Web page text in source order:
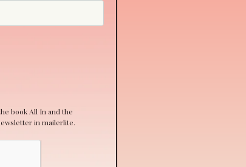
book All In and the
in mailerlite.